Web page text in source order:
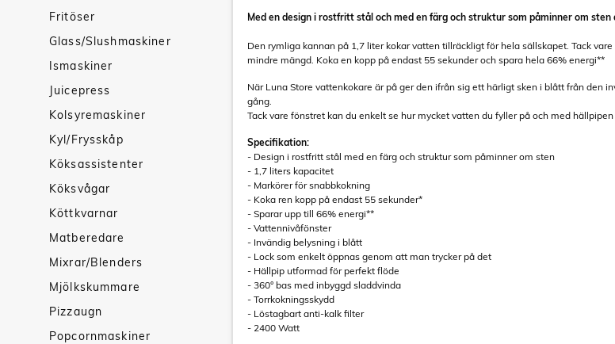
Fritöser
Glass/Slushmaskiner
Ismaskiner
Juicepress
Kolsyremaskiner
Kyl/Frysskåp
Köksassistenter
Köksvågar
Köttkvarnar
Matberedare
Mixrar/Blenders
Mjölkskummare
Pizzaugn
Popcornmaskiner
Med en design i rostfritt stål och med en färg och struktur som påminner om
Den rymliga kannan på 1,7 liter kokar vatten tillräckligt för hela sällskapet. Tack
mindre mängd. Koka en kopp på endast 55 sekunder och spara hela 66% energi**
När Luna Store vattenkokare är på ger den ifrån sig ett härligt sken i blått från
gång.
Tack vare fönstret kan du enkelt se hur mycket vatten du fyller på och med
Specifikation:
- Design i rostfritt stål med en färg och struktur som påminner om sten
- 1,7 liters kapacitet
- Markörer för snabbkokning
- Koka ren kopp på endast 55 sekunder*
- Sparar upp till 66% energi**
- Vattennivåfönster
- Invändig belysning i blått
- Lock som enkelt öppnas genom att man trycker på det
- Hällpip utformad för perfekt flöde
- 360° bas med inbyggd sladdvinda
- Torrkokningsskydd
- Löstagbart anti-kalk filter
- 2400 Watt